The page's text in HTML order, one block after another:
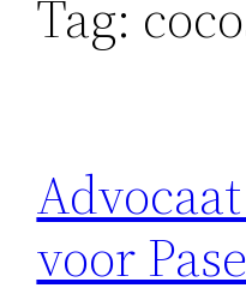
Tag:
voor